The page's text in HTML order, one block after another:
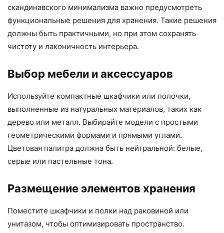
скандинавского минимализма важно предусмотреть
функциональные решения для хранения. Такие решения
должны быть практичными, но при этом сохранять
чистоту и лаконичность интерьера.
Выбор мебели и аксессуаров
Используйте компактные шкафчики или полочки,
выполненные из натуральных материалов, таких как
дерево или металл. Выбирайте модели с простыми
геометрическими формами и прямыми углами.
Цветовая палитра должна быть нейтральной: белые,
серые или пастельные тона.
Размещение элементов хранения
Поместите шкафчики и полки над раковиной или
унитазом, чтобы оптимизировать пространство.